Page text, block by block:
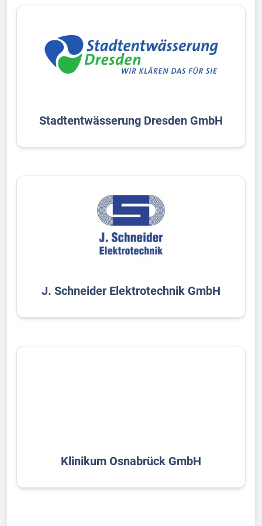
Stadtentwässerung Dresden GmbH
J. Schneider Elektrotechnik GmbH
Klinikum Osnabrück GmbH